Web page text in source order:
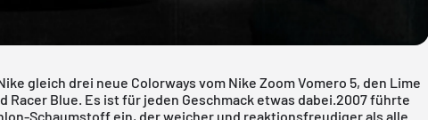
gleich drei neue Colorways vom Nike Zoom Vomero 5, den Lime
Racer Blue. Es ist für jeden Geschmack etwas dabei.2007 führte
Schaumstoff ein, der weicher und reaktionsfreudiger als alle